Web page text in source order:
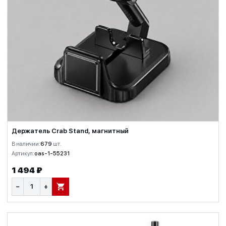
Держатель Crab Stand, магнитный
В наличии:679 шт.
Артикул:oas-1-55231
1 494 ₽
− + В КОРЗИНУ